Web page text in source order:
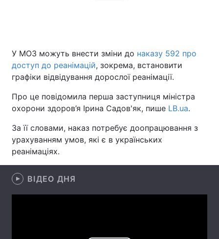
Головна Війна
Економіка Світ
Наука
Техно і зв'язок
Зброя
У МОЗ можуть внести зміни до наказу 592 про
доступ до реанімацій, зокрема, встановити
графіки відвідування дорослої реанімації.
Про це повідомила перша заступниця міністра
охорони здоров’я Ірина Садов'як, пише LB.ua.
За її словами, наказ потребує доопрацювання з
урахуванням умов, які є в українських
реанімаціях.
ВІДЕО ДНЯ